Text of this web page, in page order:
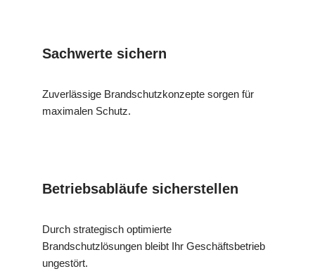
Sachwerte sichern
Zuverlässige Brandschutzkonzepte sorgen für
maximalen Schutz.
Betriebsabläufe sicherstellen
Durch strategisch optimierte
Brandschutzlösungen bleibt Ihr Geschäftsbetrieb
ungestört.